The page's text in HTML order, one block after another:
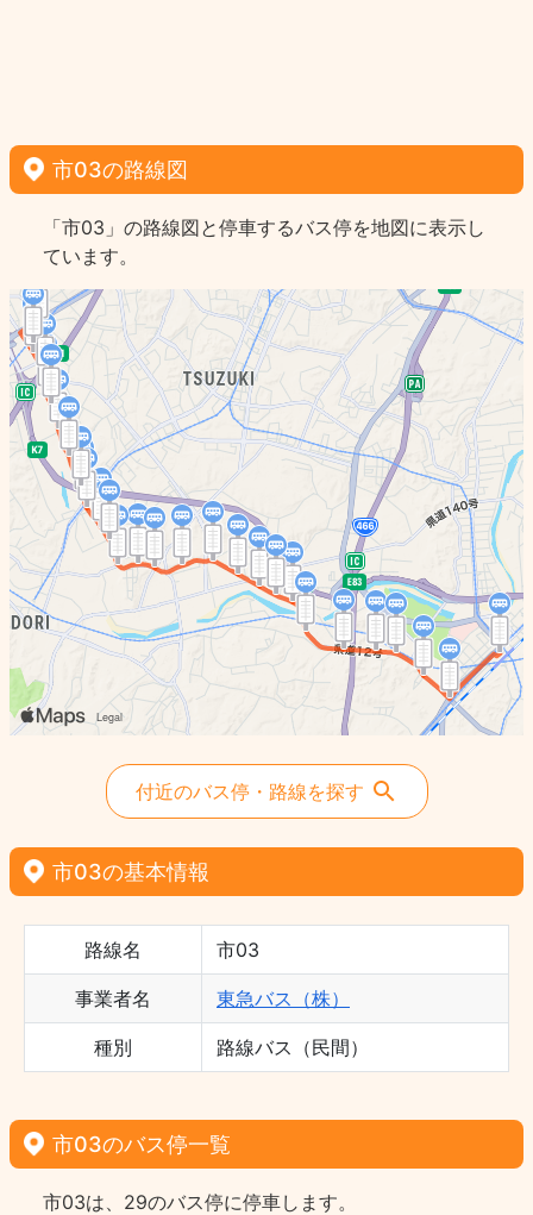
市03の路線図
「市03」の路線図と停車するバス停を地図に表示し
ています。
付近のバス停・路線を探す
市03の基本情報
路線名 市03
事業者名 東急バス（株）
種別 路線バス（民間）
市03のバス停一覧
市03は、29のバス停に停車します。